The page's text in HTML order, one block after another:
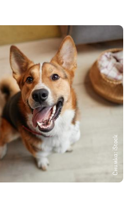
Снимка: iStock